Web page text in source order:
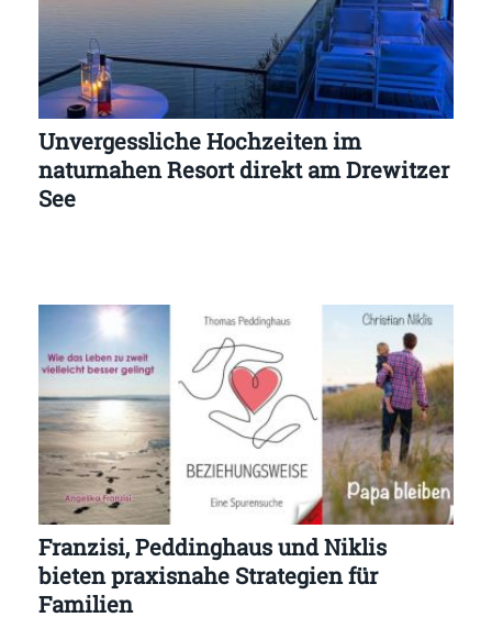
Unvergessliche Hochzeiten im
naturnahen Resort direkt am Drewitzer
See
Franzisi, Peddinghaus und Niklis
bieten praxisnahe Strategien für
Familien